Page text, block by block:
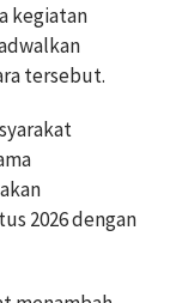
kegiatan
tersebut.
2026 dengan